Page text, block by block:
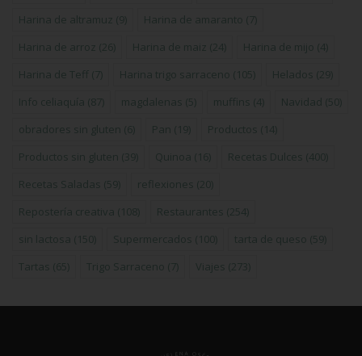
Harina de altramuz (9) Harina de amaranto (7)
Harina de arroz (26) Harina de maiz (24) Harina de mijo (4)
Harina de Teff (7) Harina trigo sarraceno (105) Helados (29)
Info celiaquía (87) magdalenas (5) muffins (4) Navidad (50)
obradores sin gluten (6) Pan (19) Productos (14)
Productos sin gluten (39) Quinoa (16) Recetas Dulces (400)
Recetas Saladas (59) reflexiones (20)
Repostería creativa (108) Restaurantes (254)
sin lactosa (150) Supermercados (100) tarta de queso (59)
Tartas (65) Trigo Sarraceno (7) Viajes (273)